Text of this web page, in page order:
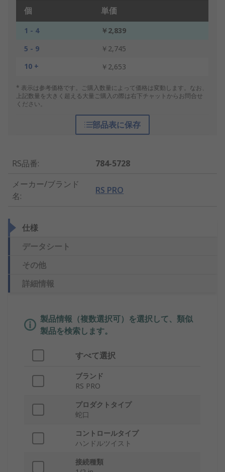
個 単価
1 - 4
￥2,839
5 - 9
￥2,745
10 +
￥2,653
* 表示は参考価格です。ご購入数量によって価格は変動します。なお、
上記数量を大きく超える大量ご購入の際は右下チャットからお問合せ
ください。
部品表に保存
RS品番:
784-5728
メーカー/ブランド
名:
RS PRO
仕様
データシート
その他
詳細情報
製品情報（複数選択可）を選択して、類似
製品を検索します。
すべて選択
ブランド
RS PRO
プロダクトタイプ
蛇口
コントロールタイプ
ハンドルツイスト
接続種類